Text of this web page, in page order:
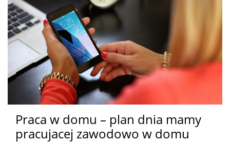
Praca w domu – plan dnia mamy
pracujacej zawodowo w domu